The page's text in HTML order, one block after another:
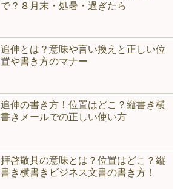
で？８月末・処暑・過ぎたら
追伸とは？意味や言い換えと正しい位
置や書き方のマナー
追伸の書き方！位置はどこ？縦書き横
書きメールでの正しい使い方
拝啓敬具の意味とは？位置はどこ？縦
書き横書きビジネス文書の書き方！